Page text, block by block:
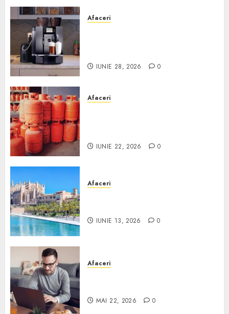
Afaceri
IUNIE 28, 2026 0
Afaceri
IUNIE 22, 2026 0
Afaceri
IUNIE 13, 2026 0
Afaceri
MAI 22, 2026 0